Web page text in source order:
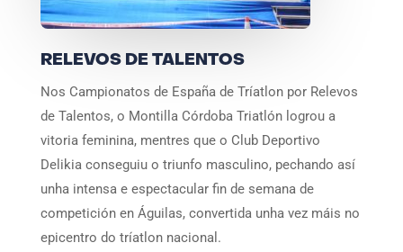
RELEVOS DE TALENTOS
Nos Campionatos de España de Tríatlon por Relevos
de Talentos, o Montilla Córdoba Triatlón logrou a
vitoria feminina, mentres que o Club Deportivo
Delikia conseguiu o triunfo masculino, pechando así
unha intensa e espectacular fin de semana de
competición en Águilas, convertida unha vez máis no
epicentro do tríatlon nacional.